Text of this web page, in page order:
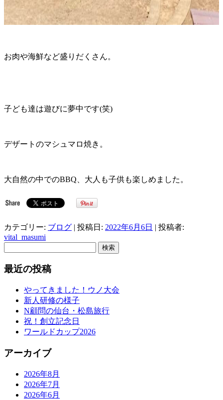
お肉や海鮮など盛りだくさん。
子ども達は遊びに夢中です(笑)
デザートのマシュマロ焼き。
大自然の中でのBBQ、大人も子供も楽しめました。
カテゴリー: ブログ | 投稿日: 2022年6月6日 | 投稿者:
vital_masumi
最近の投稿
やってきました！ウノ大会
新人研修の様子
N顧問の仙台・松島旅行
祝！創立記念日
ワールドカップ2026
アーカイブ
2026年8月
2026年7月
2026年6月